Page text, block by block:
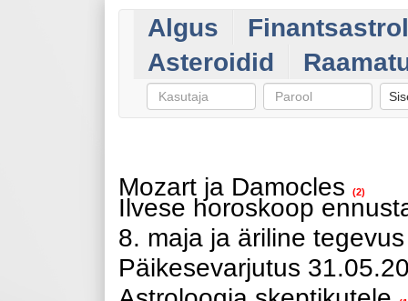
Algus
Asteroidid
Mozart ja Damocles (2)
Ilvese horoskoop
8. maja ja äriline tegevus
Päikesevarjutus